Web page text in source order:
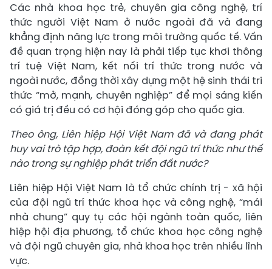
Các nhà khoa học trẻ, chuyên gia công nghệ, trí
thức người Việt Nam ở nước ngoài đã và đang
khẳng định năng lực trong môi trường quốc tế. Vấn
đề quan trọng hiện nay là phải tiếp tục khơi thông
trí tuệ Việt Nam, kết nối trí thức trong nước và
ngoài nước, đồng thời xây dựng một hệ sinh thái tri
thức “mở, mạnh, chuyên nghiệp” để mọi sáng kiến
có giá trị đều có cơ hội đóng góp cho quốc gia.
Theo ông, Liên hiệp Hội Việt Nam đã và đang phát
huy vai trò tập hợp, đoàn kết đội ngũ trí thức như thế
nào trong sự nghiệp phát triển đất nước?
Liên hiệp Hội Việt Nam là tổ chức chính trị - xã hội
của đội ngũ trí thức khoa học và công nghệ, “mái
nhà chung” quy tụ các hội ngành toàn quốc, liên
hiệp hội địa phương, tổ chức khoa học công nghệ
và đội ngũ chuyên gia, nhà khoa học trên nhiều lĩnh
vực.